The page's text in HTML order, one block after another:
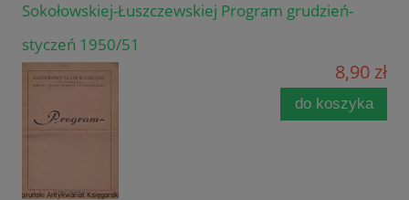
Sokołowskiej-Łuszczewskiej Program grudzień-
styczeń 1950/51
8,90 zł
do koszyka